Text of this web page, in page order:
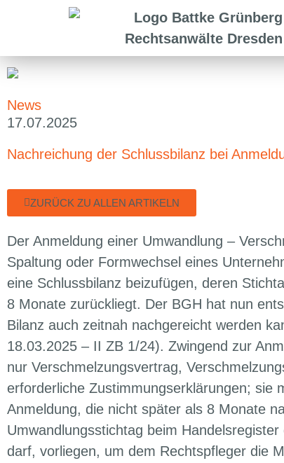
News
17.07.2025
Nachreichung der Schlussbilanz bei
ZURÜCK ZU ALLEN ARTIKELN
Der Anmeldung einer Umwandlung –
Spaltung oder Formwechsel eines
eine Schlussbilanz beizufügen, deren
8 Monate zurückliegt. Der BGH hat nun
Bilanz auch zeitnah nachgereicht werden
18.03.2025 – II ZB 1/24). Zwingend zur
nur Verschmelzungsvertrag,
erforderliche Zustimmungserklärungen; sie
Anmeldung, die nicht später als 8 Monate
Umwandlungsstichtag beim Handelsregister
darf, vorliegen, um dem Rechtspfleger die